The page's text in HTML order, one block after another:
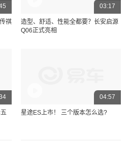
祺
03:17
造型、舒适、性能全都要？长安启源
Q06正式亮相
04:57
星途ES上市！ 三个版本怎么选?